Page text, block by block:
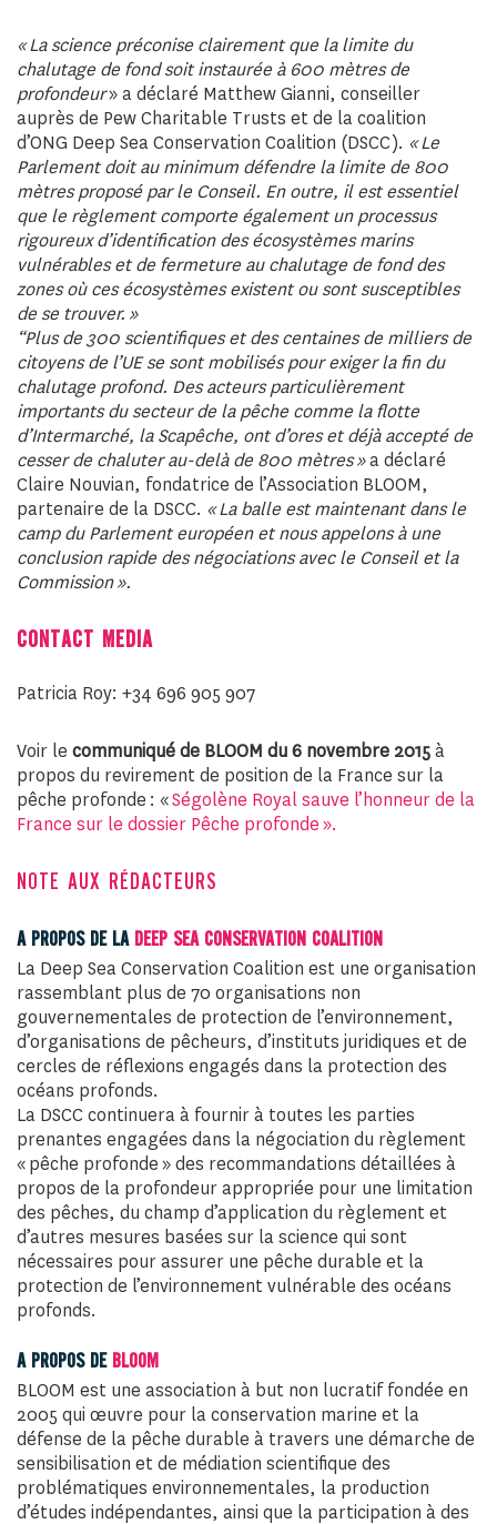
« La science préconise clairement que la limite du
chalutage de fond soit instaurée à 600 mètres de
profondeur» a déclaré Matthew Gianni, conseiller
auprès de Pew Charitable Trusts et de la coalition
d’ONG Deep Sea Conservation Coalition (DSCC). « Le
Parlement doit au minimum défendre la limite de 800
mètres proposé par le Conseil. En outre, il est essentiel
que le règlement comporte également un processus
rigoureux d’identification des écosystèmes marins
vulnérables et de fermeture au chalutage de fond des
zones où ces écosystèmes existent ou sont susceptibles
de se trouver. »
“Plus de 300 scientifiques et des centaines de milliers de
citoyens de l’UE se sont mobilisés pour exiger la fin du
chalutage profond. Des acteurs particulièrement
importants du secteur de la pêche comme la flotte
d’Intermarché, la Scapêche, ont d’ores et déjà accepté de
cesser de chaluter au-delà de 800 mètres »a déclaré
Claire Nouvian, fondatrice de l’Association BLOOM,
partenaire de la DSCC. « La balle est maintenant dans le
camp du Parlement européen et nous appelons à une
conclusion rapide des négociations avec le Conseil et la
Commission ».
CONTACT MEDIA
Patricia Roy: +34 696 905 907
Voir le communiqué de BLOOM du 6 novembre 2015à
propos du revirement de position de la France sur la
pêche profonde : «Ségolène Royal sauve l’honneur de la
France sur le dossier Pêche profonde ».
NOTE AUX RÉDACTEURS
A PROPOS DE LA DEEP SEA CONSERVATION COALITION
La Deep Sea Conservation Coalition est une organisation
rassemblant plus de 70 organisations non
gouvernementales de protection de l’environnement,
d’organisations de pêcheurs, d’instituts juridiques et de
cercles de réflexions engagés dans la protection des
océans profonds.
La DSCC continuera à fournir à toutes les parties
prenantes engagées dans la négociation du règlement
« pêche profonde » des recommandations détaillées à
propos de la profondeur appropriée pour une limitation
des pêches, du champ d’application du règlement et
d’autres mesures basées sur la science qui sont
nécessaires pour assurer une pêche durable et la
protection de l’environnement vulnérable des océans
profonds.
A PROPOS DE BLOOM
BLOOM est une association à but non lucratif fondée en
2005 qui œuvre pour la conservation marine et la
défense de la pêche durable à travers une démarche de
sensibilisation et de médiation scientifique des
problématiques environnementales, la production
d’études indépendantes, ainsi que la participation à des